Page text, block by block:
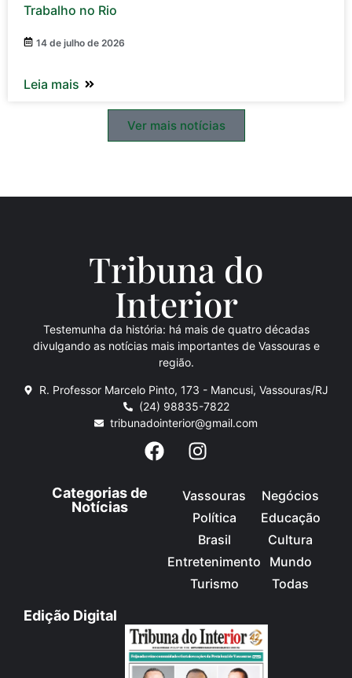
Trabalho no Rio
14 de julho de 2026
Leia mais
Ver mais notícias
Tribuna do
Interior
Testemunha da história: há mais de quatro décadas
divulgando as notícias mais importantes de Vassouras e
região.
R. Professor Marcelo Pinto, 173 - Mancusi, Vassouras/RJ
(24) 98835-7822
tribunadointerior@gmail.com
Categorias de
Notícias
Vassouras
Política
Brasil
Entretenimento
Turismo
Negócios
Educação
Cultura
Mundo
Todas
Edição Digital